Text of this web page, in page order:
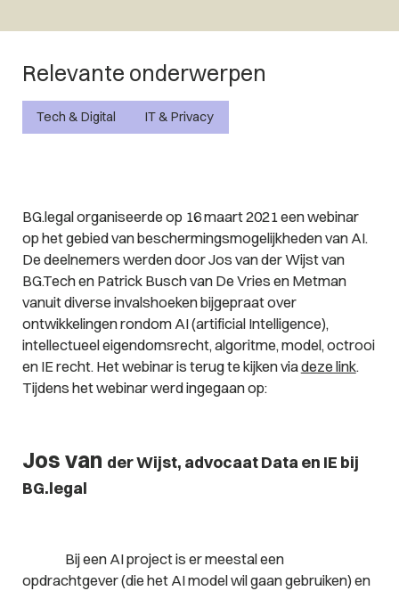
Relevante onderwerpen
Tech & Digital IT & Privacy
BG.legal organiseerde op 16 maart 2021 een webinar
op het gebied van beschermingsmogelijkheden van AI.
De deelnemers werden door Jos van der Wijst van
BG.Tech en Patrick Busch van De Vries en Metman
vanuit diverse invalshoeken bijgepraat over
ontwikkelingen rondom AI (artificial Intelligence),
intellectueel eigendomsrecht, algoritme, model, octrooi
en IE recht. Het webinar is terug te kijken viadeze link.
Tijdens het webinar werd ingegaan op:
Jos van der Wijst, advocaat Data en IE bij
BG.legal
Bij een AI project is er meestal een
opdrachtgever (die het AI model wil gaan gebruiken) en